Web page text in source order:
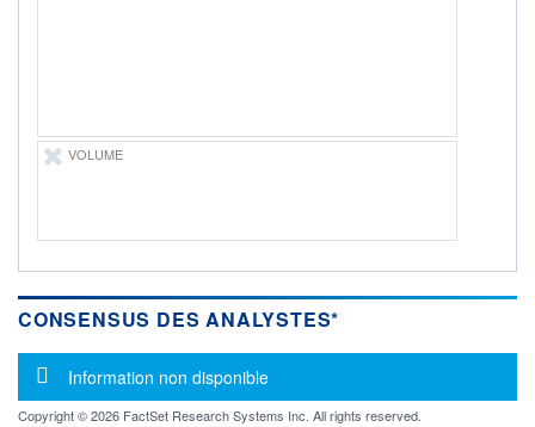
VOLUME
CONSENSUS DES ANALYSTES*
Message d'information
Information non disponible
Copyright © 2026 FactSet Research Systems Inc. All rights reserved.